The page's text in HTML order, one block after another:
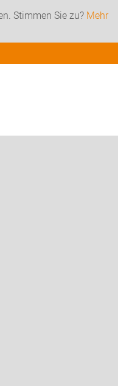
Stimmen Sie zu? Mehr